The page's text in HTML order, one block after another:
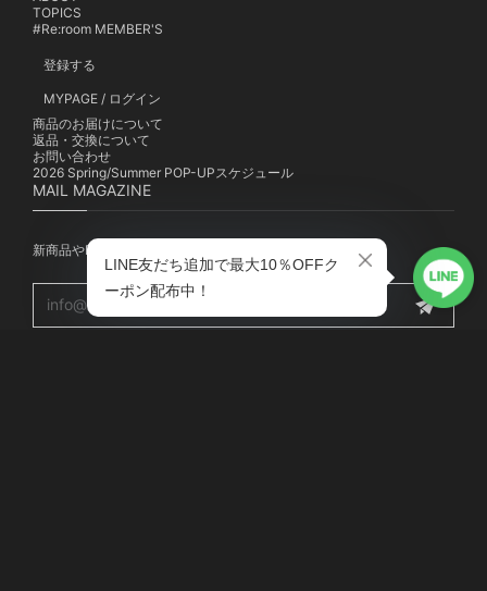
TOPICS
#Re:room MEMBER'S
登録する
MYPAGE / ログイン
商品のお届けについて
返品・交換について
お問い合わせ
2026 Spring/Summer POP-UPスケジュール
MAIL MAGAZINE
新商品やPOP-UP、キャンペーンの最新情報を配信中！